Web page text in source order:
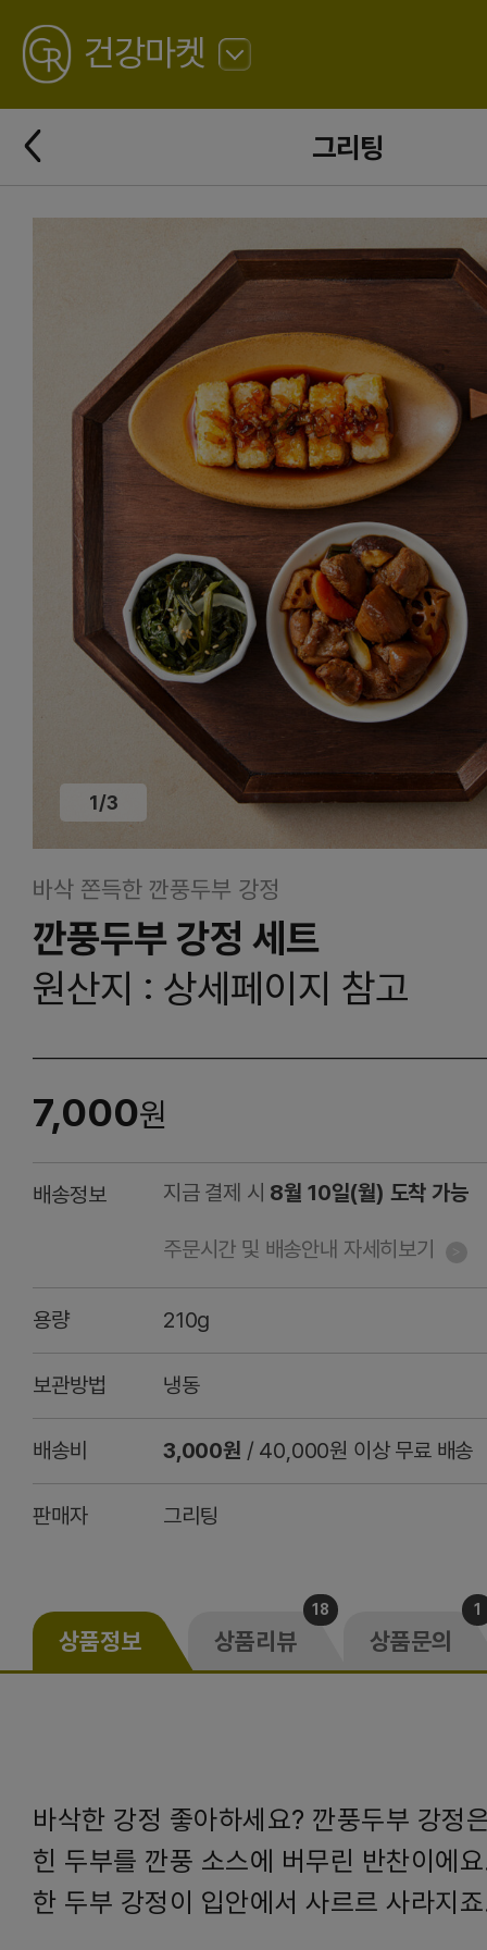
GREATING
건강마켓
로
그리팅
뒤
로
가
1/3
바삭 쫀득한 깐풍두부 강정
깐풍두부 강정 세트
원산지 : 상세페이지 참고
7,000원
배송정보 지금 결제 시 8월 10일(월) 도착 가능
주문시간 및 배송안내 자세히보기
용량 210g
보관방법 냉동
배송비 3,000원 / 40,000원 이상 무료 배송
판매자 그리팅
상품정보 상품리뷰
18
상품문의
1
바삭한 강정 좋아하세요? 깐풍두부 강정
힌 두부를 깐풍 소스에 버무린 반찬이에
한 두부 강정이 입안에서 사르르 사라지